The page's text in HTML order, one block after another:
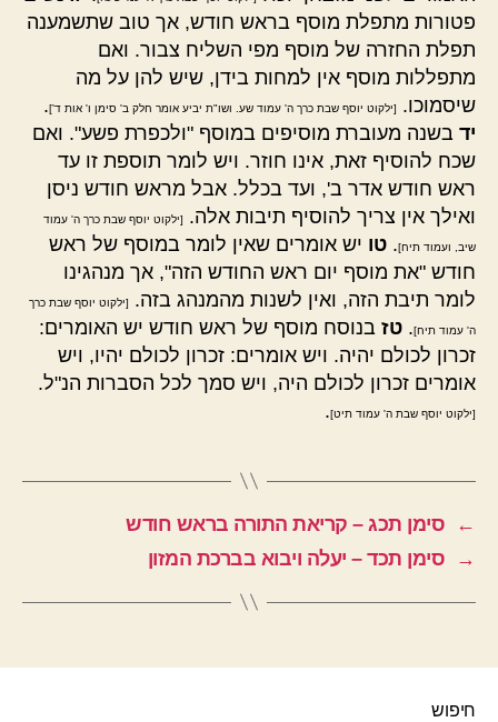
פטורות מתפלת מוסף בראש חודש, אך טוב שתשמענה
תפלת החזרה של מוסף מפי השליח צבור. ואם
מתפללות מוסף אין למחות בידן, שיש להן על מה
שיסמוכו.
[ילקוט יוסף שבת כרך ה' עמוד שע. ושו"ת יביע אומר חלק ב' סימן ו' אות ד'].
יד בשנה מעוברת מוסיפים במוסף "ולכפרת פשע". ואם
שכח להוסיף זאת, אינו חוזר. ויש לומר תוספת זו עד
ראש חודש אדר ב', ועד בכלל. אבל מראש חודש ניסן
ואילך אין צריך להוסיף תיבות אלה.
[ילקוט יוסף שבת כרך ה' עמוד
שיב, ועמוד תיח]. טו יש אומרים שאין לומר במוסף של ראש
חודש "את מוסף יום ראש החודש הזה", אך מנהגינו
לומר תיבת הזה, ואין לשנות מהמנהג בזה.
[ילקוט יוסף שבת כרך
ה' עמוד תיח]. טז בנוסח מוסף של ראש חודש יש האומרים:
זכרון לכולם יהיה. ויש אומרים: זכרון לכולם יהיו, ויש
אומרים זכרון לכולם היה, ויש סמך לכל הסברות הנ"ל.
[ילקוט יוסף שבת ה' עמוד תיט].
←
סימן תכג – קריאת התורה בראש חודש
→
סימן תכד – יעלה ויבוא בברכת המזון
חיפוש